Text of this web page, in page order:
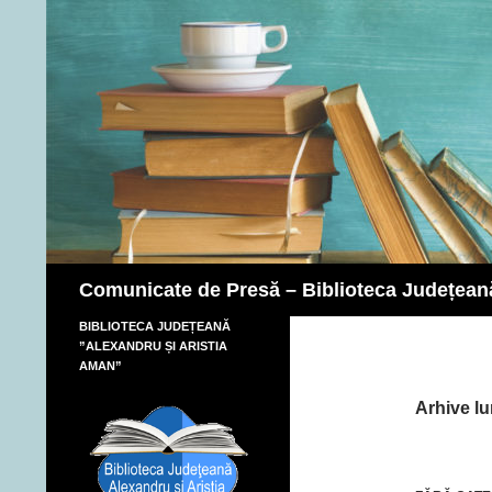
Comunicate de Presă – Biblioteca
Arhive
BIBLIOTECA JUDEȚEANĂ
”ALEXANDRU ȘI ARISTIA
AMAN”